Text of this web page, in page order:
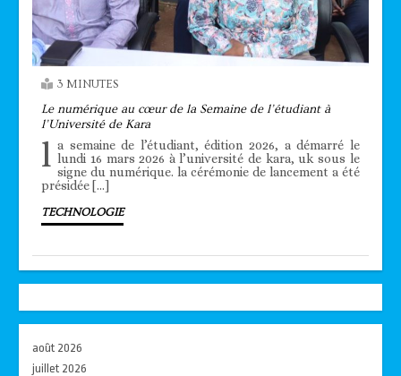
3 MINUTES
Le numérique au cœur de la Semaine de l’étudiant à
l’Université de Kara
l a semaine de l’étudiant, édition 2026, a démarré le
lundi 16 mars 2026 à l’université de kara, uk sous le
signe du numérique. la cérémonie de lancement a été
présidée […]
TECHNOLOGIE
août 2026
juillet 2026